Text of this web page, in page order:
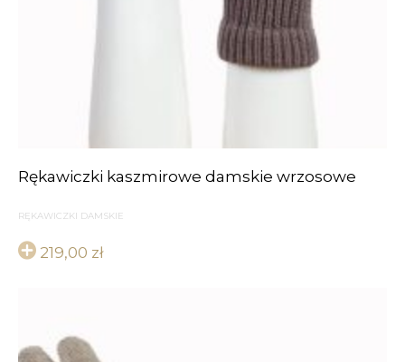
Rękawiczki kaszmirowe damskie wrzosowe
RĘKAWICZKI DAMSKIE
219,00 zł